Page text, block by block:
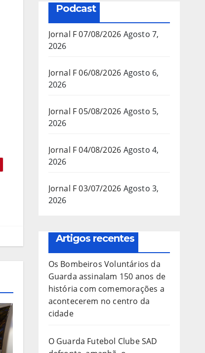
Podcast
Jornal F 07/08/2026 Agosto 7,
2026
Jornal F 06/08/2026 Agosto 6,
2026
Jornal F 05/08/2026 Agosto 5,
2026
Jornal F 04/08/2026 Agosto 4,
2026
Jornal F 03/07/2026 Agosto 3,
2026
Artigos recentes
Os Bombeiros Voluntários da
Guarda assinalam 150 anos de
história com comemorações a
acontecerem no centro da
cidade
O Guarda Futebol Clube SAD